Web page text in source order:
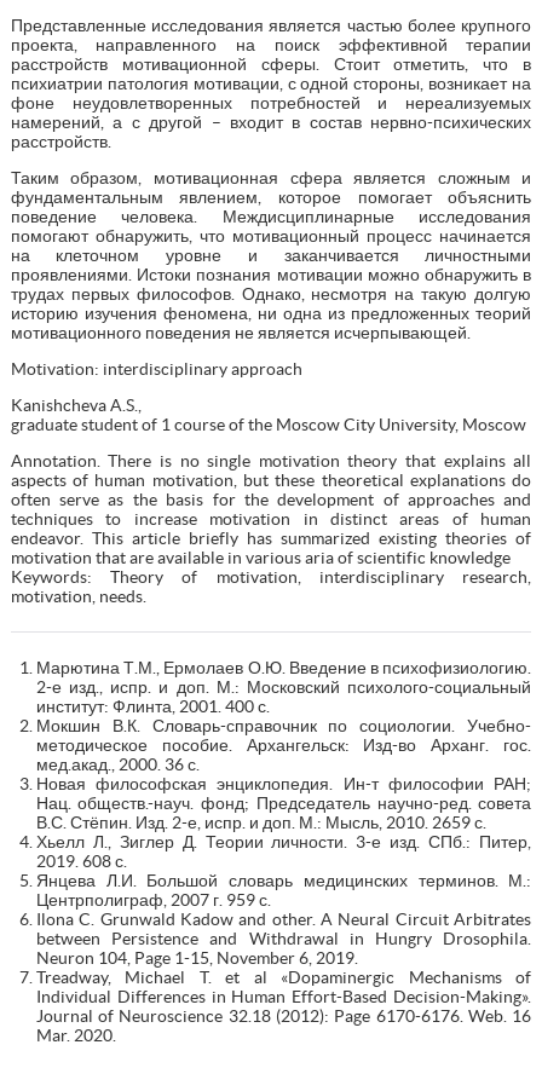
Представленные исследования является частью более крупного
проекта, направленного на поиск эффективной терапии
расстройств мотивационной сферы. Стоит отметить, что в
психиатрии патология мотивации, с одной стороны, возникает на
фоне неудовлетворенных потребностей и нереализуемых
намерений, а с другой – входит в состав нервно-психических
расстройств.
Таким образом, мотивационная сфера является сложным и
фундаментальным явлением, которое помогает объяснить
поведение человека. Междисциплинарные исследования
помогают обнаружить, что мотивационный процесс начинается
на клеточном уровне и заканчивается личностными
проявлениями. Истоки познания мотивации можно обнаружить в
трудах первых философов. Однако, несмотря на такую долгую
историю изучения феномена, ни одна из предложенных теорий
мотивационного поведения не является исчерпывающей.
Motivation: interdisciplinary approach
Kanishcheva A.S.,
graduate student of 1 course of the Moscow City University, Moscow
Annotation. There is no single motivation theory that explains all
aspects of human motivation, but these theoretical explanations do
often serve as the basis for the development of approaches and
techniques to increase motivation in distinct areas of human
endeavor. This article briefly has summarized existing theories of
motivation that are available in various aria of scientific knowledge
Keywords: Theory of motivation, interdisciplinary research,
motivation, needs.
Марютина Т.М., Ермолаев О.Ю. Введение в психофизиологию.
2-е изд., испр. и доп. М.: Московский психолого-социальный
институт: Флинта, 2001. 400 с.
Мокшин В.К. Словарь-справочник по социологии. Учебно-
методическое пособие. Архангельск: Изд-во Арханг. гос.
мед.акад., 2000. 36 с.
Новая философская энциклопедия. Ин-т философии РАН;
Нац. обществ.-науч. фонд; Председатель научно-ред. совета
В.С. Стёпин. Изд. 2-е, испр. и доп. М.: Мысль, 2010. 2659 с.
Хьелл Л., Зиглер Д. Теории личности. 3-е изд. СПб.: Питер,
2019. 608 с.
Янцева Л.И. Большой словарь медицинских терминов. М.:
Центрполиграф, 2007 г. 959 с.
Ilona C. Grunwald Kadow and other. A Neural Circuit Arbitrates
between Persistence and Withdrawal in Hungry Drosophila.
Neuron 104, Page 1-15, November 6, 2019.
Treadway, Michael T. et al «Dopaminergic Mechanisms of
Individual Differences in Human Effort-Based Decision-Making».
Journal of Neuroscience 32.18 (2012): Page 6170-6176. Web. 16
Mar. 2020.